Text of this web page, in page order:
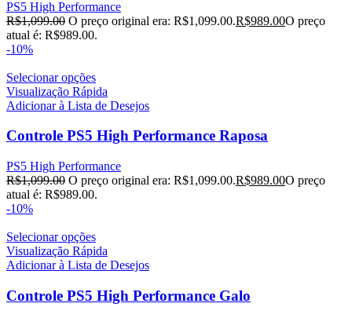
PS5 High Performance
R$1,099.00 O preço original era: R$1,099.00.R$989.00O preço
atual é: R$989.00.
-10%
Selecionar opções
Visualização Rápida
Adicionar à Lista de Desejos
Controle PS5 High Performance Raposa
PS5 High Performance
R$1,099.00 O preço original era: R$1,099.00.R$989.00O preço
atual é: R$989.00.
-10%
Selecionar opções
Visualização Rápida
Adicionar à Lista de Desejos
Controle PS5 High Performance Galo